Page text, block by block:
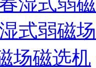
式弱磁
场磁选机